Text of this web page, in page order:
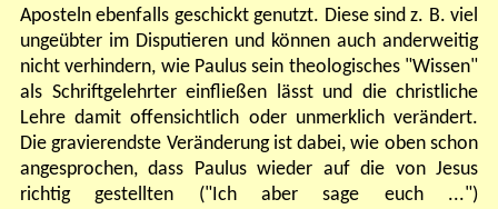
Aposteln ebenfalls geschickt genutzt. Diese sind z. B. viel
ungeübter im Disputieren und können auch anderweitig
nicht verhindern, wie Paulus sein theologisches "Wissen"
als Schriftgelehrter einfließen lässt und die christliche
Lehre damit offensichtlich oder unmerklich verändert.
Die gravierendste Veränderung ist dabei, wie oben schon
angesprochen, dass Paulus wieder auf die von Jesus
richtig gestellten ("Ich aber sage euch ...")